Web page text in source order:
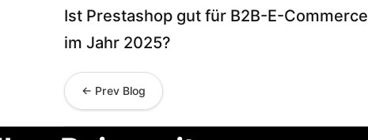
Ist Prestashop gut für B2B-E-Commerce
im Jahr 2025?
← Prev Blog